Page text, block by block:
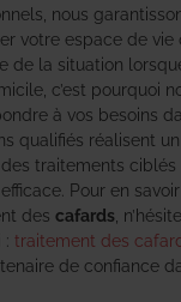
nous
votre espace de vie
de la situation
c’est pourquoi
à vos besoins
qualifiés réalisent
traitements ciblés
Pour en
des cafards ,
: traitement des
de confiance